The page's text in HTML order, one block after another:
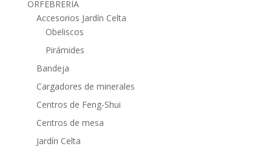
ORFEBRERÍA
Accesorios Jardín Celta
Obeliscos
Pirámides
Bandeja
Cargadores de minerales
Centros de Feng-Shui
Centros de mesa
Jardín Celta